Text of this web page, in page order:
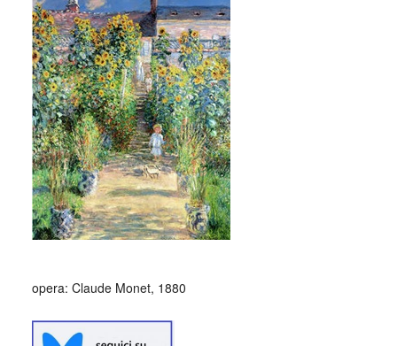
opera: Claude Monet, 1880